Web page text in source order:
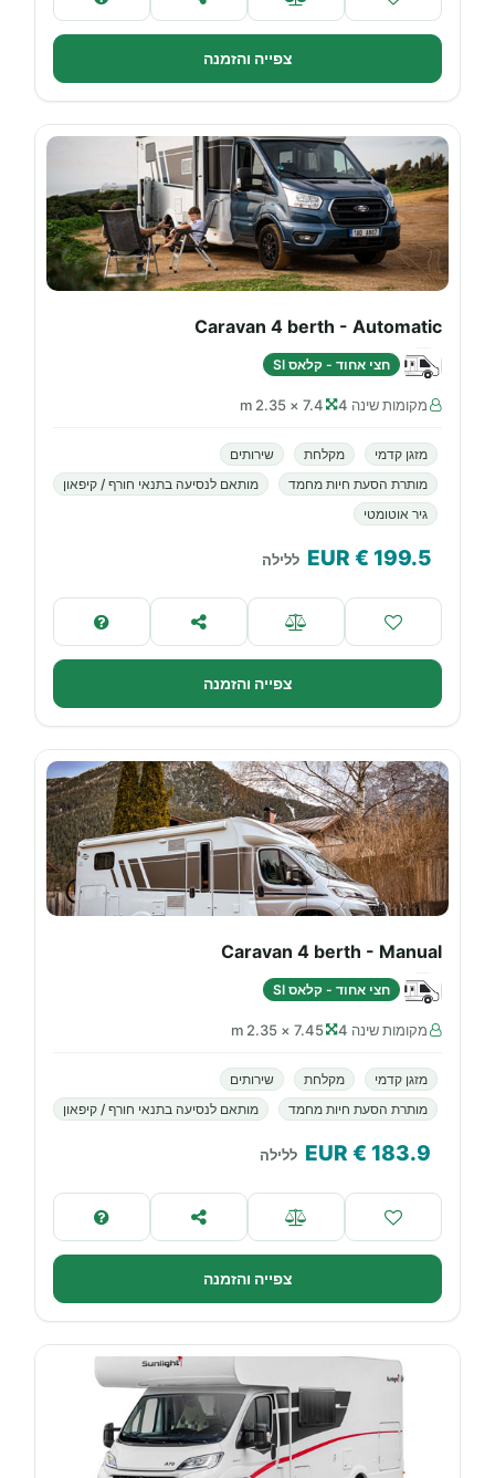
צפייה והזמנה
Caravan 4 berth - Automatic
חצי אחוד - קלאס SI
מקומות שינה 4 7.4 × 2.35 m
מזגן קדמי מקלחת
שירותים
מותרת הסעת חיות מחמד
מותאם לנסיעה בתנאי חורף / קיפאון
גיר אוטומטי
199.5
€ EUR ללילה
צפייה והזמנה
Caravan 4 berth - Manual
חצי אחוד - קלאס SI
מקומות שינה 4 7.45 × 2.35 m
מזגן קדמי מקלחת
שירותים
מותרת הסעת חיות מחמד
מותאם לנסיעה בתנאי חורף / קיפאון
183.9
€ EUR ללילה
צפייה והזמנה